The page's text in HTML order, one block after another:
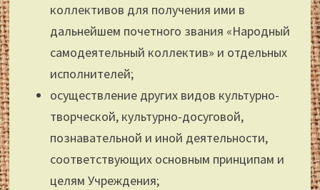
коллективов для получения ими в
дальнейшем почетного звания «Народный
самодеятельный коллектив» и отдельных
исполнителей;
осуществление других видов культурно-
творческой, культурно-досуговой,
познавательной и иной деятельности,
соответствующих основным принципам и
целям Учреждения;